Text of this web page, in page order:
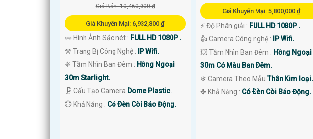
Giá Bán: 10,460,000 ₫
Giá Khuyến Mại: 6,932,800 ₫
👀 Hình Ảnh Sắc nét : FULL HD 1080P .
⚒ Trang Bị Công Nghệ :
IP Wifi.
❈ Tầm Nhìn Ban Đêm : Hồng Ngoại
30m Starlight.
🗜️ Cấu Tạo Camera Dome Plastic.
️💮 Khả Năng : Có Ðèn Còi Báo Động.
Giá Khuyến Mại: 5,800,000 ₫
️⚡ Độ Phân giải : FULL HD 1080P .
👍 Camera Công nghệ :
IP Wifi.
💥 Tầm Nhìn Ban Đêm : Hồng Ngoại
30m Có Màu Ban Ðêm.
❄ Camera Theo MẫuThân Kim loại.
️✤ Khả Năng : Có Ðèn Còi Báo Động.